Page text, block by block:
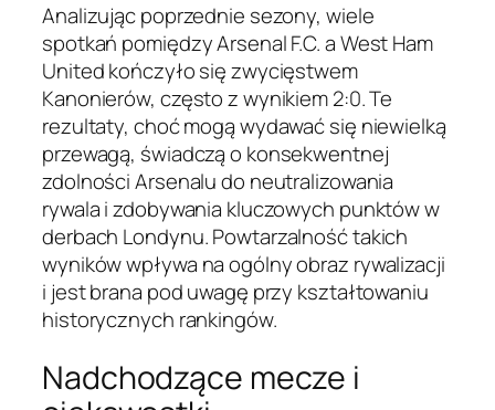
Analizując poprzednie sezony, wiele
spotkań pomiędzy Arsenal F.C. a West Ham
United kończyło się zwycięstwem
Kanonierów, często z wynikiem 2:0. Te
rezultaty, choć mogą wydawać się niewielką
przewagą, świadczą o konsekwentnej
zdolności Arsenalu do neutralizowania
rywala i zdobywania kluczowych punktów w
derbach Londynu. Powtarzalność takich
wyników wpływa na ogólny obraz rywalizacji
i jest brana pod uwagę przy kształtowaniu
historycznych rankingów.
Nadchodzące mecze i